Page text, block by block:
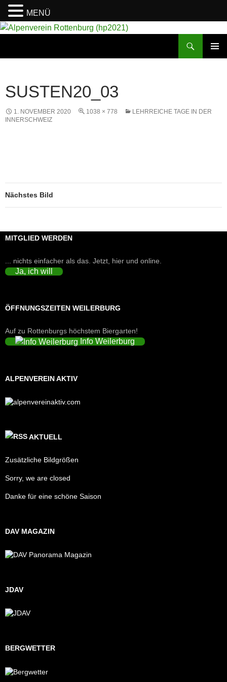
SUSTEN20_03
1. NOVEMBER 2020 1038 × 778
LEHRREICHE TAGE IN DER
INNERSCHWEIZ
Nächstes Bild
MITGLIED WERDEN
... nichts einfacher als das. Jetzt, hier und online.
Ja, ich will
ÖFFNUNGSZEITEN WEILERBURG
Auf zu Rottenburgs höchstem Biergarten!
Info Weilerburg
ALPENVEREIN AKTIV
AKTUELL
Zusätzliche Bildgrößen
Sorry, we are closed
Danke für eine schöne Saison
DAV MAGAZIN
JDAV
BERGWETTER
MENÜ